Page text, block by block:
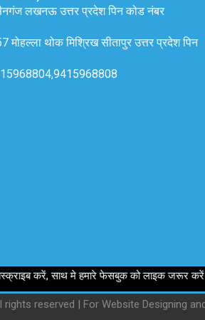
लखनऊ उत्तर प्रदेश पिन कोड नंबर
मोहल्ला थोक मिश्रिख सीतापुर उत्तर प्रदेश पिन
reserved | For Website Designing
मे हमारे फेसबुक को लाइक जरूर करें